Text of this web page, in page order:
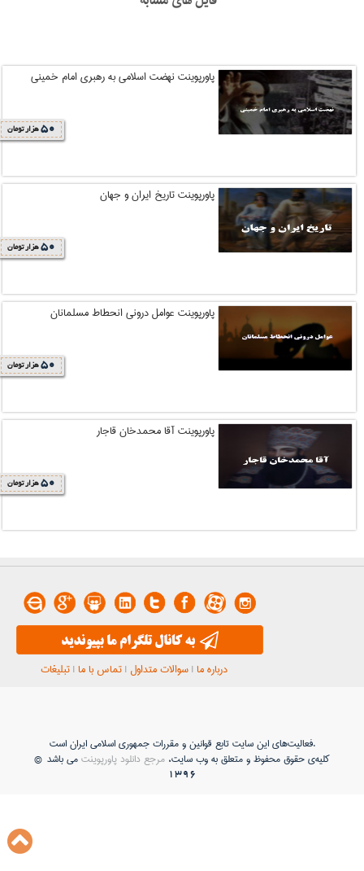
پاورپوینت نهضت اسلامی به رهبری امام خمینی
50 هزار تومان
پاورپوینت تاریخ ایران و جهان
50 هزار تومان
پاورپوینت عوامل درونی انحطاط مسلمانان
50 هزار تومان
پاورپوینت آقا محمدخان قاجار
50 هزار تومان
درباره ما |سوالات متداول |تماس با ما |تبلیغات
فعاليت‌های اين سايت تابع قوانين و مقررات جمهوری اسلامی ايران است.
کلیه‌ی حقوق محفوظ و متعلق به وب سایت،مرجع دانلود پاورپوینتمی باشد ©
1396